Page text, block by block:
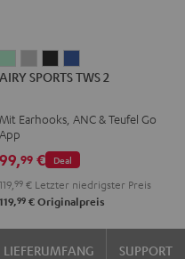
SPORTS
2
Green
SPORTS
2
Gray
SPORTS
2
Black
SPORTS
2
Blue
AIRY SPORTS TWS 2
Mit Earhooks, ANC & Teufel Go
App
Deal
99,99 €
119, 99 € Letzter niedrigster Preis
119,99 € Originalpreis
LIEFERUMFANG SUPPORT